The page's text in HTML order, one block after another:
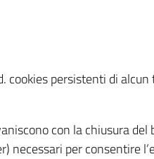
cookies persistenti di alcun
con la chiusura del
per consentire